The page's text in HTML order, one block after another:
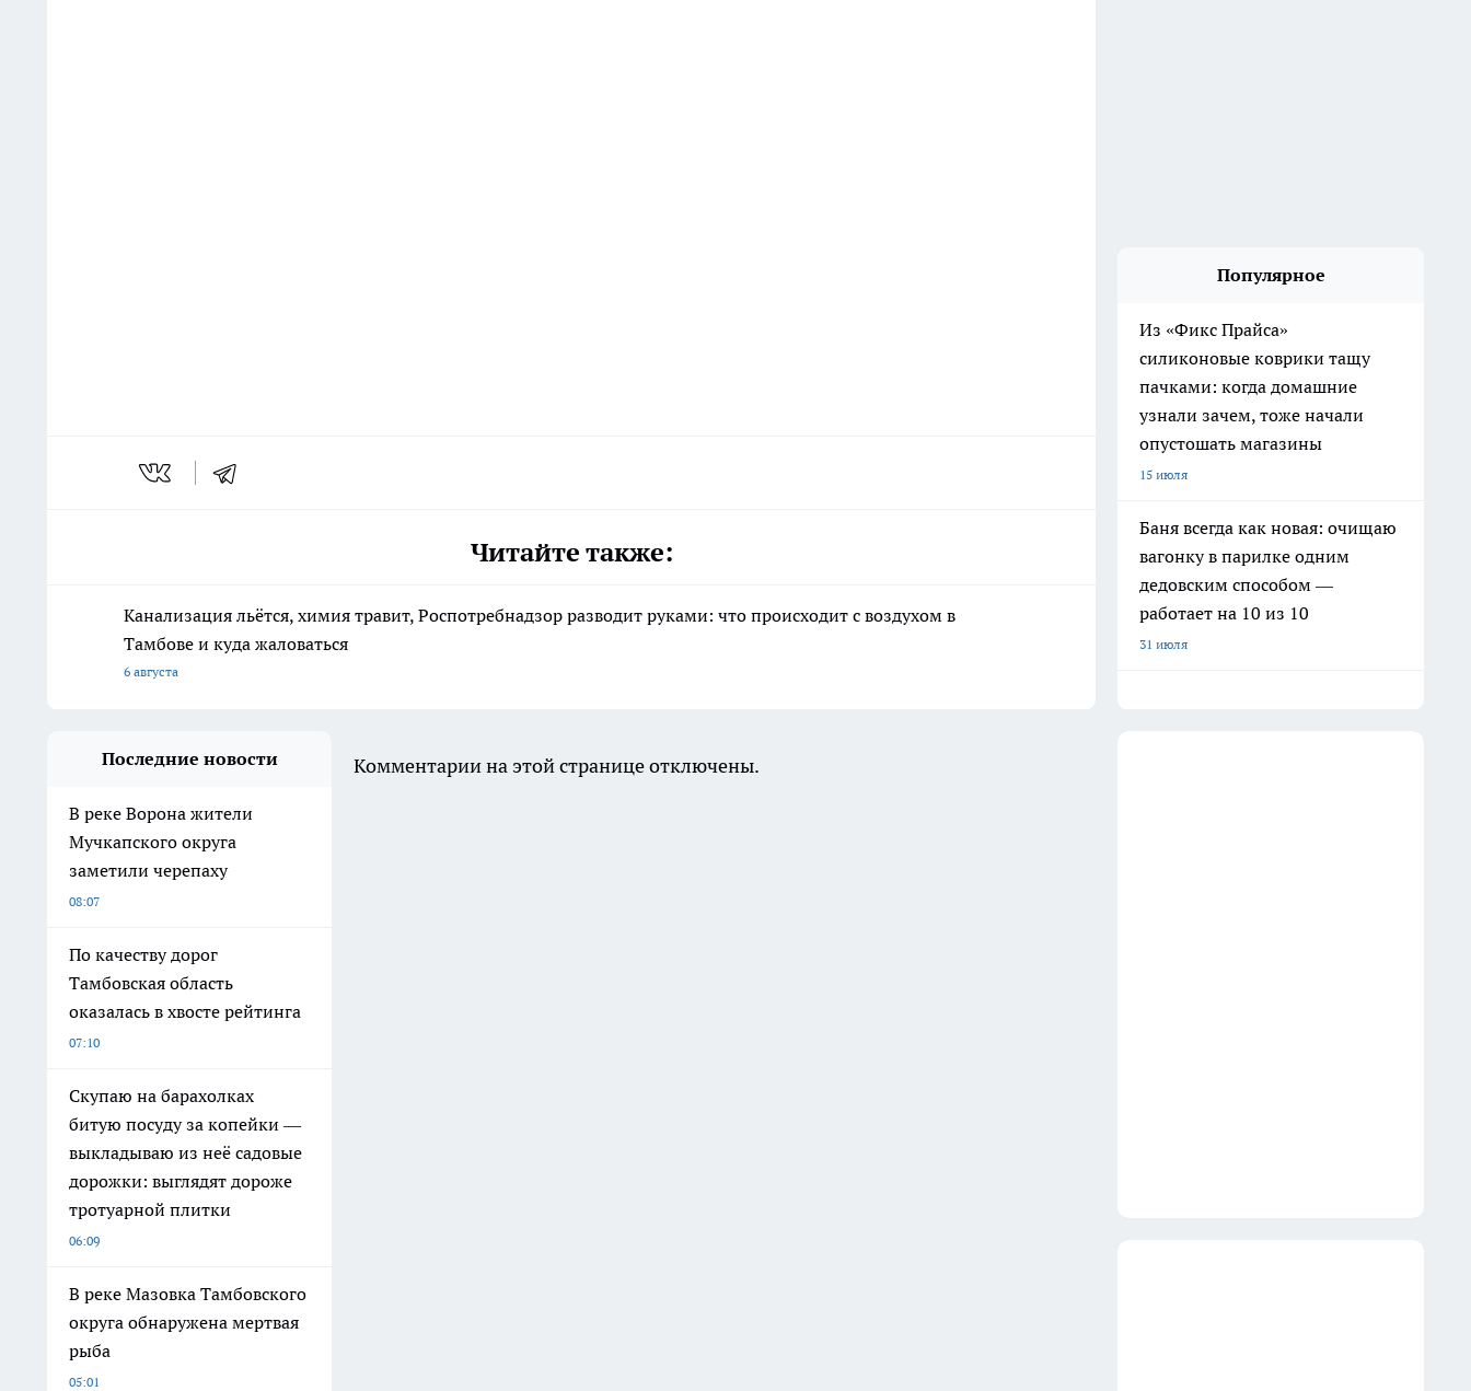
Читайте также:
Канализация льётся, химия травит, Роспотребнадзор разводит руками: что происходит с воздухом в
Тамбове и куда жаловаться
6 августа
Популярное
Из «Фикс Прайса»
силиконовые коврики тащу
пачками: когда домашние
узнали зачем, тоже начали
опустошать магазины
15 июля
Баня всегда как новая: очищаю
вагонку в парилке одним
дедовским способом —
работает на 10 из 10
31 июля
Последние новости
В реке Ворона жители
Мучкапского округа
заметили черепаху
08:07
По качеству дорог
Тамбовская область
оказалась в хвосте рейтинга
07:10
Скупаю на барахолках
битую посуду за копейки —
выкладываю из неё садовые
дорожки: выглядят дороже
тротуарной плитки
06:09
В реке Мазовка Тамбовского
округа обнаружена мертвая
рыба
05:01
Комментарии на этой странице отключены.